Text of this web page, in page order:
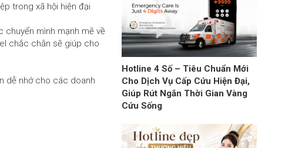
trong xã hội hiện đại
chuyển mình mạnh mẽ về
chắc chắn sẽ giúp cho
nhớ cho các doanh
Hotline 4 Số – Tiêu Chuẩn Mới
Cho Dịch Vụ Cấp Cứu Hiện Đại,
Giúp Rút Ngắn Thời Gian Vàng
Cứu Sống